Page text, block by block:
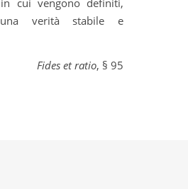
verità stabile e
Fides et ratio, § 95